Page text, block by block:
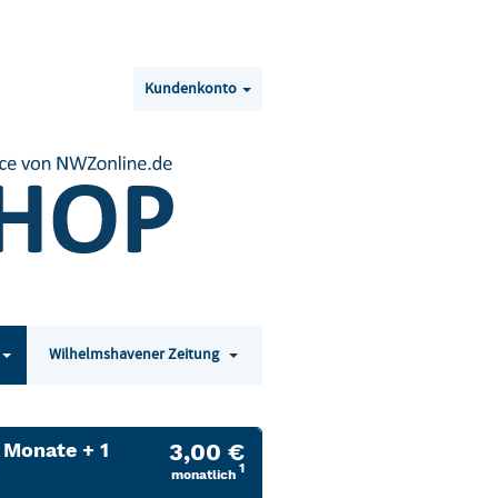
Kundenkonto
submenu
Nordwest
Zeitung
Wilhelmshavener Zeitung
Wilhelmshavener
Zeitung
+ 1
3,00 €
monatlich 1